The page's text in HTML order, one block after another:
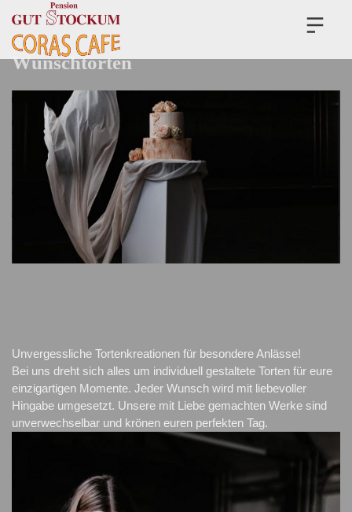
Wunschtorten
Unvergessliche Tortenkreationen für besondere Anlässe!
Bei uns dreht sich alles um individuell gestaltete Torten für eure
einzigartigen Momente. Jeder Wunsch wird mit liebevoller
Hingabe umgesetzt. Unsere mit Liebe gemachten Werke sind
unverwechselbar und krönen euren perfekten Tag.